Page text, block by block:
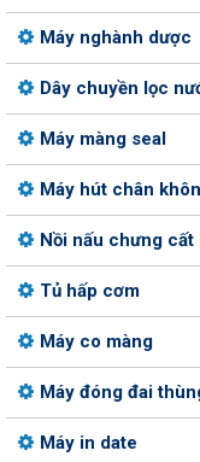
Máy nghành dược
Dây chuyền lọc
Máy màng seal
Máy hút chân
Nồi nấu chưng cất
Tủ hấp cơm
Máy co màng
Máy đóng đai
Máy in date